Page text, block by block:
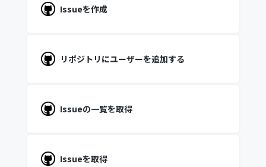
Issueを作成
リポジトリにユーザーを追加する
Issueの一覧を取得
Issueを取得